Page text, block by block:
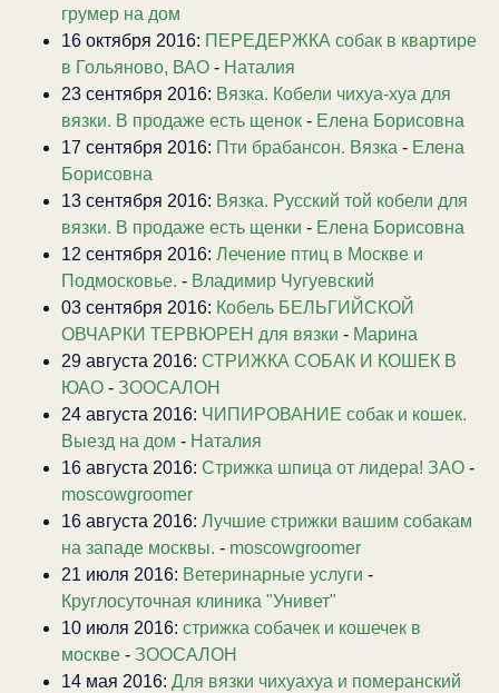
грумер на дом
16 октября 2016: ПЕРЕДЕРЖКА собак в квартире
в Гольяново, ВАО - Наталия
23 сентября 2016: Вязка. Кобели чихуа-хуа для
вязки. В продаже есть щенок - Елена Борисовна
17 сентября 2016: Пти брабансон. Вязка - Елена
Борисовна
13 сентября 2016: Вязка. Русский той кобели для
вязки. В продаже есть щенки - Елена Борисовна
12 сентября 2016: Лечение птиц в Москве и
Подмосковье. - Владимир Чугуевский
03 сентября 2016: Кобель БЕЛЬГИЙСКОЙ
ОВЧАРКИ ТЕРВЮРЕН для вязки - Марина
29 августа 2016: СТРИЖКА СОБАК И КОШЕК В
ЮАО - ЗООСАЛОН
24 августа 2016: ЧИПИРОВАНИЕ собак и кошек.
Выезд на дом - Наталия
16 августа 2016: Стрижка шпица от лидера! ЗАО -
moscowgroomer
16 августа 2016: Лучшие стрижки вашим собакам
на западе москвы. - moscowgroomer
21 июля 2016: Ветеринарные услуги -
Круглосуточная клиника "Унивет"
10 июля 2016: стрижка собачек и кошечек в
москве - ЗООСАЛОН
14 мая 2016: Для вязки чихуахуа и померанский